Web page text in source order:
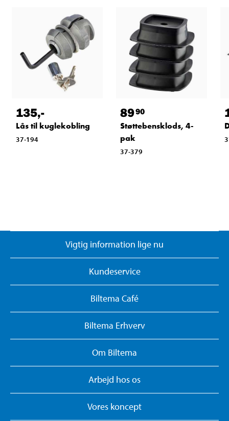
135,-
Lås til kuglekobling
37-194
8990
Støttebensklods, 4-
pak
37-379
Vigtig information lige nu
Kundeservice
Biltema Café
Biltema Erhverv
Om Biltema
Arbejd hos os
Vores koncept